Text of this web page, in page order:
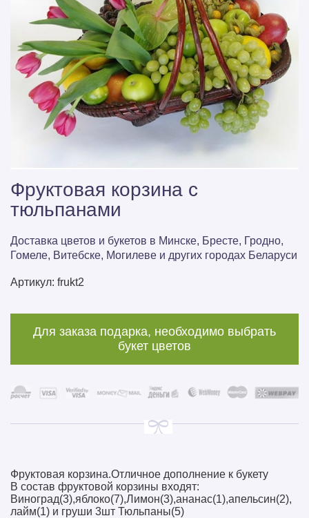
Фруктовая корзина c
тюльпанами
Доставка цветов и букетов в Минске, Бресте, Гродно,
Гомеле, Витебске, Могилеве и других городах Беларуси
Артикул: frukt2
Для заказа подарка, необходимо выбрать
букет цветов
Фруктовая корзина.Отличное дополнение к букету
В состав фруктовой корзины входят:
Виноград(3),яблоко(7),Лимон(3),ананас(1),апельсин(2),
лайм(1) и груши 3шт Тюльпаны(5)